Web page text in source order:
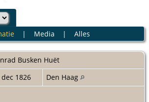
| Media | Alles
Busken Huët
1826 Den Haag